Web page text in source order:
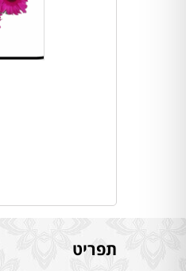
תפריט